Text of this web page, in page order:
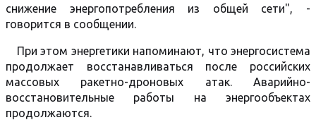
снижение энергопотребления из общей сети", -
говорится в сообщении.
При этом энергетики напоминают, что энергосистема
продолжает восстанавливаться после российских
массовых ракетно-дроновых атак. Аварийно-
восстановительные работы на энергообъектах
продолжаются.